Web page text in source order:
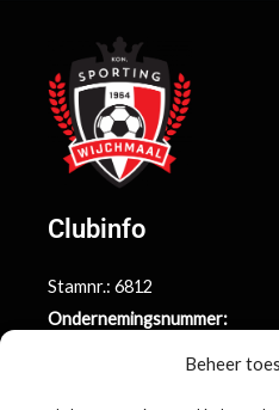
Beheer
Clubinfo
Stamnr.: 6812
Ondernemingsnummer: